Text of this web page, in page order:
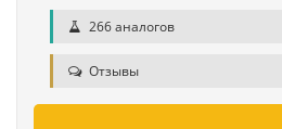
266 аналогов
Отзывы